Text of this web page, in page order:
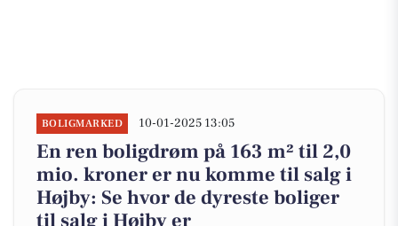
BOLIGMARKED 10-01-2025 13:05
En ren boligdrøm på 163 m² til 2,0
mio. kroner er nu komme til salg i
Højby: Se hvor de dyreste boliger
til salg i Højby er